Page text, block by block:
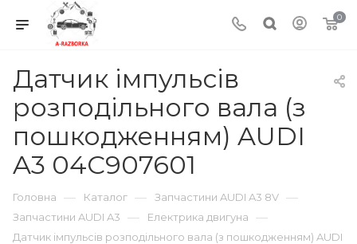
0
Датчик імпульсів
розподільного вала (з
пошкодженням) AUDI
A3 04C907601
Головна — Каталог — Запчастини AUDI A3 8V —
Запчастини AUDI A3 — Електрика двигуна —
Датчик імпульсів розподільного вала (з пошкодженням) AUDI